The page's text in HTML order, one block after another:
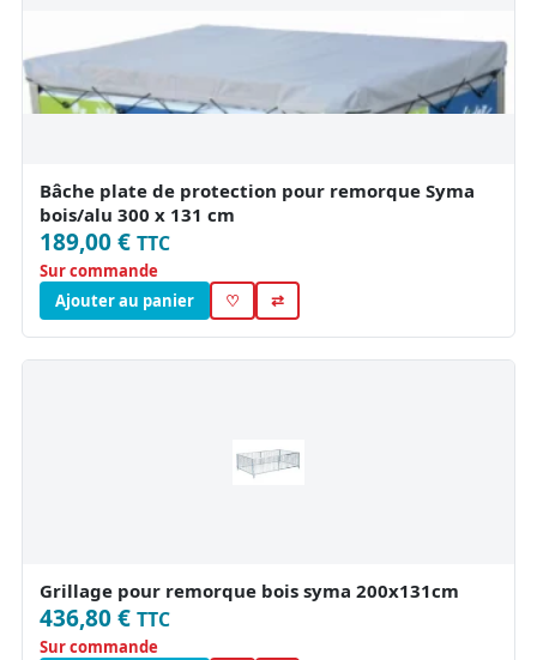
Bâche plate de protection pour remorque Syma
bois/alu 300 x 131 cm
189,00 € TTC
Sur commande
Ajouter au panier
♡ ⇄
Grillage pour remorque bois syma 200x131cm
436,80 € TTC
Sur commande